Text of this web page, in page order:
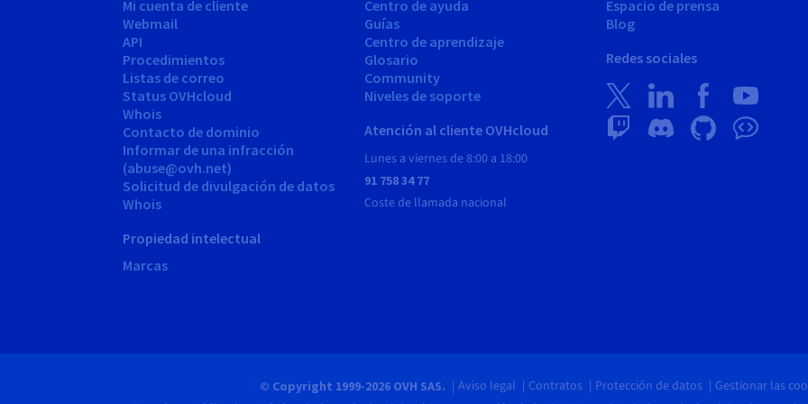
Mi cuenta de cliente
Webmail
API
Procedimientos
Listas de correo
Status OVHcloud
Whois
Contacto de dominio
Informar de una infracción
(abuse@ovh.net)
Solicitud de divulgación de datos
Whois
Propiedad intelectual
Marcas
Centro de ayuda
Guías
Centro de aprendizaje
Glosario
Community
Niveles de soporte
Atención al cliente OVHcloud
Lunes a viernes de 8:00 a 18:00
91 758 34 77
Coste de llamada nacional
Espacio de prensa
Blog
Redes sociales
© Copyright 1999-2026 OVH SAS. Aviso legal Contratos Protección de datos Gestionar las